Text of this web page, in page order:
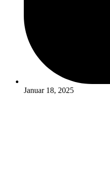
Januar 18, 2025